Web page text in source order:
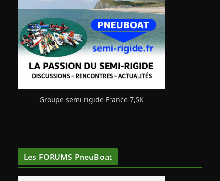
Groupe semi-rigide France 7,5K
Les FORUMS PneuBoat